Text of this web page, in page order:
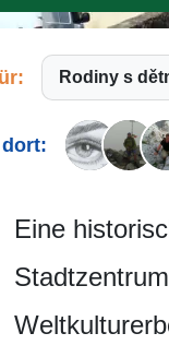
Rodiny s
Eine